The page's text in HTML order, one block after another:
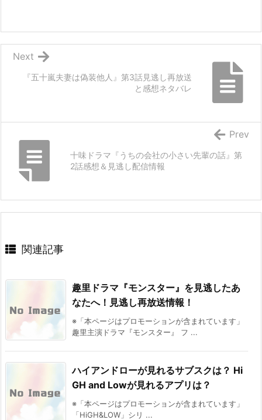
『五十嵐夫妻は偽装他人』第3話見逃し再放送
と感想ネタバレ
Next
十味ドラマ『うちの会社の小さい先輩の話』第
2話感想＆見逃し配信情報
Prev
関連記事
趣里ドラマ『モンスター』を見逃したあ
なたへ！見逃し再放送情報！
※「本ページはプロモーションが含まれています」
趣里主演ドラマ『モンスター』 フ ...
ハイアンドローが見れるサブスクは？ Hi
GH and Lowが見れるアプリは？
※「本ページはプロモーションが含まれています」
「HiGH&LOW」シリ ...